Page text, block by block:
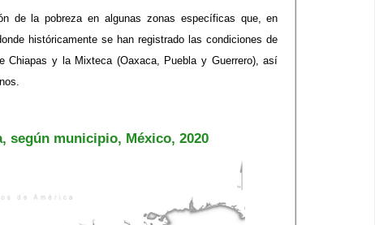
de la pobreza en algunas zonas específicas que, en
históricamente se han registrado las condiciones de
Chiapas y la Mixteca (Oaxaca, Puebla y Guerrero), así
según municipio, México, 2020